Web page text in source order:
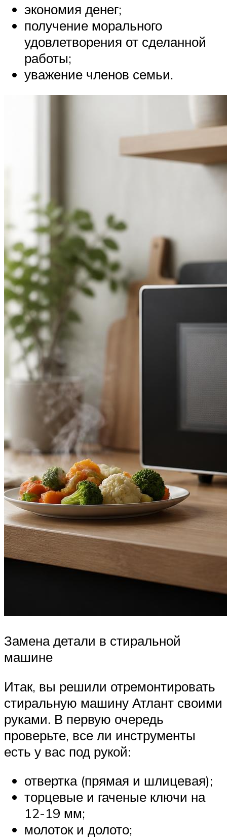
экономия денег;
получение морального
удовлетворения от сделанной
работы;
уважение членов семьи.
Замена детали в стиральной
машине
Итак, вы решили отремонтировать
стиральную машину Атлант своими
руками. В первую очередь
проверьте, все ли инструменты
есть у вас под рукой:
отвертка (прямая и шлицевая);
торцевые и гаченые ключи на
12-19 мм;
молоток и долото;